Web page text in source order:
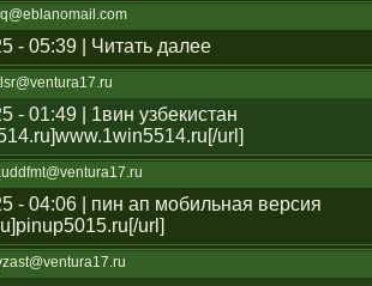
- 05:39 | Читать далее
- 01:49 | 1вин узбекистан
url]
- 04:06 | пин ап мобильная версия
url]